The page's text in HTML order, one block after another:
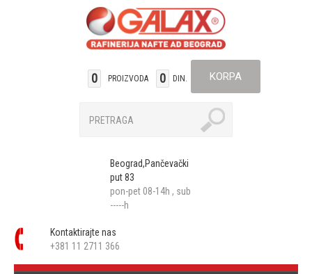
0 PROIZVODA 0 DIN. KORPA
Beograd,Pančevački
put 83
pon-pet 08-14h , sub
-----h
Kontaktirajte nas
+381 11 2711 366